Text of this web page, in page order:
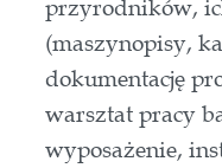
przyrodników,
(maszynopisy,
dokumentację
warsztat pracy
wyposażenie,